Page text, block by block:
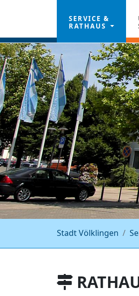
SERVICE &
RATHAUS
Stadt Völklingen